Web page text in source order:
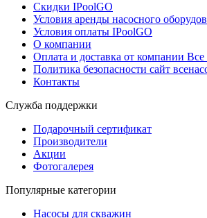
Скидки IPoolGO
Условия аренды насосного
Условия оплаты IPoolGO
О компании
Оплата и доставка от компании
Политика безопасности сайт
Контакты
Служба поддержки
Подарочный сертификат
Производители
Акции
Фотогалерея
Популярные категории
Насосы для скважин